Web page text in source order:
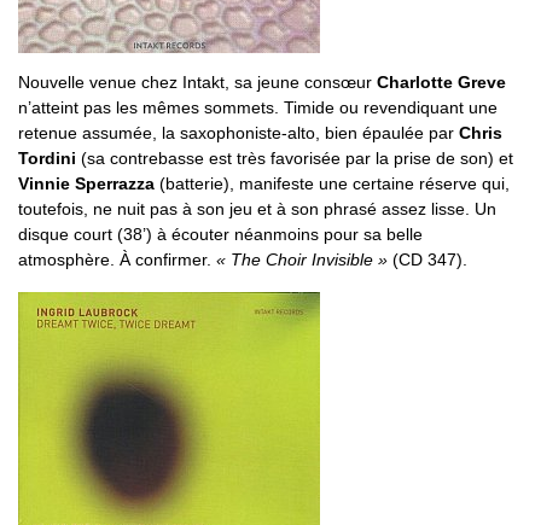
Nouvelle venue chez Intakt, sa jeune consœur Charlotte Greve
n’atteint pas les mêmes sommets. Timide ou revendiquant une
retenue assumée, la saxophoniste-alto, bien épaulée par Chris
Tordini (sa contrebasse est très favorisée par la prise de son) et
Vinnie Sperrazza (batterie), manifeste une certaine réserve qui,
toutefois, ne nuit pas à son jeu et à son phrasé assez lisse. Un
disque court (38’) à écouter néanmoins pour sa belle
atmosphère. À confirmer. « The Choir Invisible » (CD 347).